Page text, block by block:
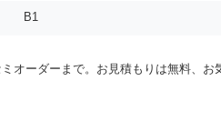
B1
オーダーまで。お見積もりは無料、お